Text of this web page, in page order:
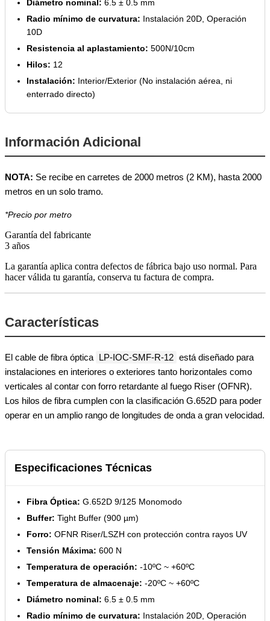
Diámetro nominal: 6.5 ± 0.5 mm
Radio mínimo de curvatura: Instalación 20D, Operación
10D
Resistencia al aplastamiento: 500N/10cm
Hilos: 12
Instalación: Interior/Exterior (No instalación aérea, ni
enterrado directo)
Información Adicional
NOTA: Se recibe en carretes de 2000 metros (2 KM), hasta 2000
metros en un solo tramo.
*Precio por metro
Garantía del fabricante
3 años
La garantía aplica contra defectos de fábrica bajo uso normal. Para
hacer válida tu garantía, conserva tu factura de compra.
Características
El cable de fibra óptica LP-IOC-SMF-R-12 está diseñado para
instalaciones en interiores o exteriores tanto horizontales como
verticales al contar con forro retardante al fuego Riser (OFNR).
Los hilos de fibra cumplen con la clasificación G.652D para poder
operar en un amplio rango de longitudes de onda a gran velocidad.
Especificaciones Técnicas
Fibra Óptica: G.652D 9/125 Monomodo
Buffer: Tight Buffer (900 µm)
Forro: OFNR Riser/LSZH con protección contra rayos UV
Tensión Máxima: 600 N
Temperatura de operación: -10ºC ~ +60ºC
Temperatura de almacenaje: -20ºC ~ +60ºC
Diámetro nominal: 6.5 ± 0.5 mm
Radio mínimo de curvatura: Instalación 20D, Operación